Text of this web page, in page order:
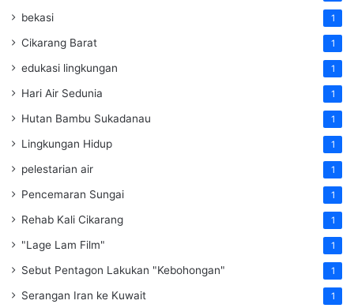
bekasi 1
Cikarang Barat 1
edukasi lingkungan 1
Hari Air Sedunia 1
Hutan Bambu Sukadanau 1
Lingkungan Hidup 1
pelestarian air 1
Pencemaran Sungai 1
Rehab Kali Cikarang 1
"Lage Lam Film" 1
Sebut Pentagon Lakukan "Kebohongan" 1
Serangan Iran ke Kuwait 1